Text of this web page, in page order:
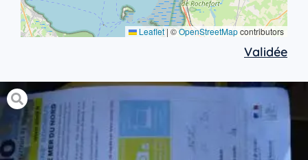
Leaflet | ©OpenStreetMapcontributors
Validée